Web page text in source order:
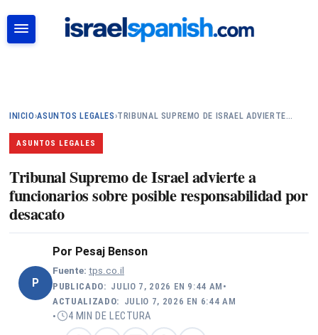
INICIO›ASUNTOS LEGALES›TRIBUNAL SUPREMO DE ISRAEL ADVIERTE…
ASUNTOS LEGALES
Tribunal Supremo de Israel advierte a
funcionarios sobre posible responsabilidad por
desacato
P
Por Pesaj Benson
Fuente: tps.co.il
PUBLICADO: JULIO 7, 2026 EN 9:44 AM •
ACTUALIZADO: JULIO 7, 2026 EN 6:44 AM
•
4 MIN DE LECTURA